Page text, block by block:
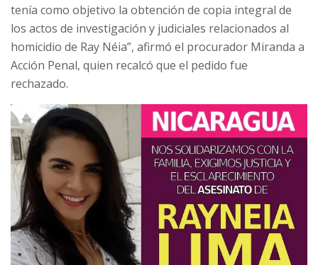
tenía como objetivo la obtención de copia integral de
los actos de investigación y judiciales relacionados al
homicidio de Ray Néia”, afirmó el procurador Miranda a
Acción Penal, quien recalcó que el pedido fue
rechazado.